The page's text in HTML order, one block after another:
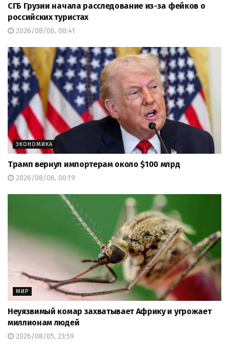
СГБ Грузии начала расследование из-за фейков о
российских туристах
2026/08/06, 00:41
ЭКОНОМИКА
Трамп вернул импортерам около $100 млрд
2026/08/06, 00:19
МИР
Неуязвимый комар захватывает Африку и угрожает
миллионам людей
2026/08/05, 23:59